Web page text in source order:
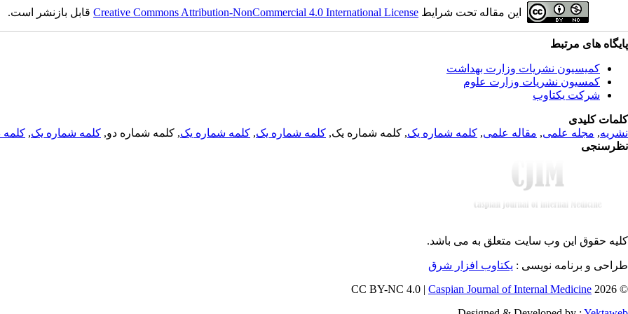
این مقاله تحت شرایط Creative Commons Attribution-NonCommercial 4.0 International Licenseقابل بازنشر است.
پایگاه های مرتبط
کمیسیون نشریات وزارت بهداشت
کمسیون نشریات وزارت علوم
شرکت یکتاوب
کلمات کلیدی
نشریه, مجله علمی, مقاله علمی, کلمه شماره یک, کلمه شماره یک, کلمه شماره یک, کلمه شماره یک, کلمه شماره دو, کلمه شماره یک, کلمه
نظرسنجی
کلیه حقوق این وب سایت متعلق به می باشد.
طراحی و برنامه نویسی : یکتاوب افزار شرق
© 2026 CC BY-NC 4.0 |
Caspian Journal of Internal Medicine